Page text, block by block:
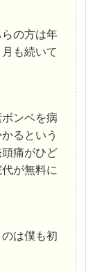
の方は年
も続いて
ンベを病
るという
痛がひど
が無料に
は僕も初